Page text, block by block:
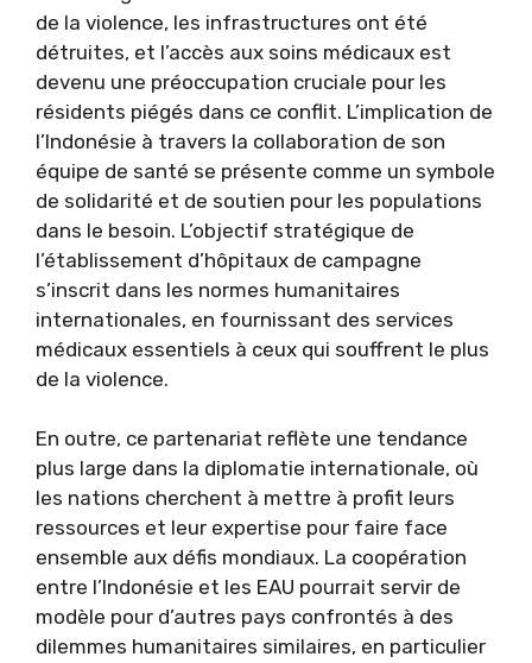
de la violence, les infrastructures ont été
détruites, et l’accès aux soins médicaux est
devenu une préoccupation cruciale pour les
résidents piégés dans ce conflit. L’implication de
l’Indonésie à travers la collaboration de son
équipe de santé se présente comme un symbole
de solidarité et de soutien pour les populations
dans le besoin. L’objectif stratégique de
l’établissement d’hôpitaux de campagne
s’inscrit dans les normes humanitaires
internationales, en fournissant des services
médicaux essentiels à ceux qui souffrent le plus
de la violence.
En outre, ce partenariat reflète une tendance
plus large dans la diplomatie internationale, où
les nations cherchent à mettre à profit leurs
ressources et leur expertise pour faire face
ensemble aux défis mondiaux. La coopération
entre l’Indonésie et les EAU pourrait servir de
modèle pour d’autres pays confrontés à des
dilemmes humanitaires similaires, en particulier